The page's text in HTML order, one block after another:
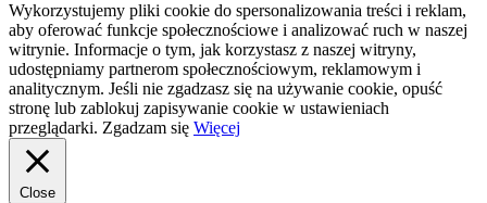
Wykorzystujemy pliki cookie do spersonalizowania treści i reklam,
aby oferować funkcje społecznościowe i analizować ruch w naszej
witrynie. Informacje o tym, jak korzystasz z naszej witryny,
udostępniamy partnerom społecznościowym, reklamowym i
analitycznym. Jeśli nie zgadzasz się na używanie cookie, opuść
stronę lub zablokuj zapisywanie cookie w ustawieniach
przeglądarki. Zgadzam się Więcej
Close